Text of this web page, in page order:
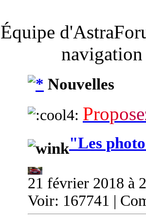
Nouvelles
Propose
"Les
21 février 2018 à
Voir: 167741 |